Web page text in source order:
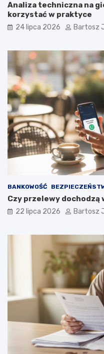
Analiza techniczna na
korzystać w praktyce
24 lipca 2026 Bartosz
BANKOWOŚĆ
Czy przelewy dochodzą
22 lipca 2026 Bartosz